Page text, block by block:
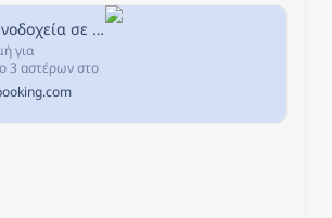
14500 ξενοδοχεία σε Λονδίνο, Ηνωμένο Βασίλειο.
για
3 αστέρων στο
είναι €
βράδυ. Αν
μείνετε σε